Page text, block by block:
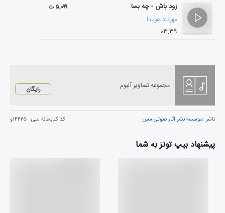
زود باش - چه بسا
مهرداد هویدا
۰۳:۳۹
۵,۰۹۹ ت
مجموعه تصاویر آلبوم رایگان
ناشر :موسسه نشر آثار صوتی مس کد کتابخانه ملی: ۱۴۴۲۵و
پیشنهاد بیپ تونز به شما